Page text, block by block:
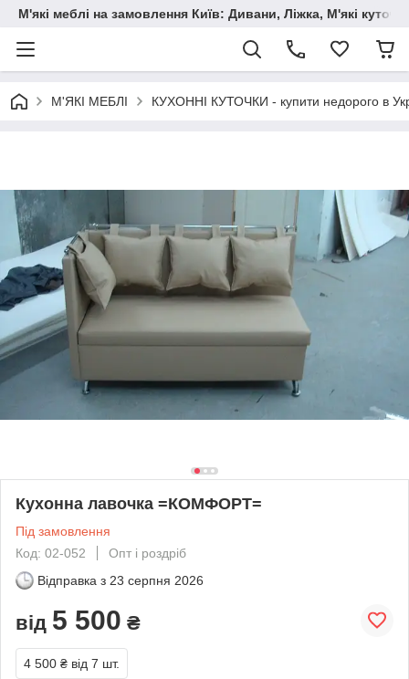
М'які меблі на замовлення Київ: Дивани, Ліжка, М'які
М'ЯКІ МЕБЛІ КУХОННІ КУТОЧКИ - купити недорого в
Кухонна лавочка =КОМФОРТ=
Під замовлення
Код: 02-052
Опт і роздріб
Відправка з 23 серпня 2026
від 5 500 ₴
4 500 ₴ від 7 шт.